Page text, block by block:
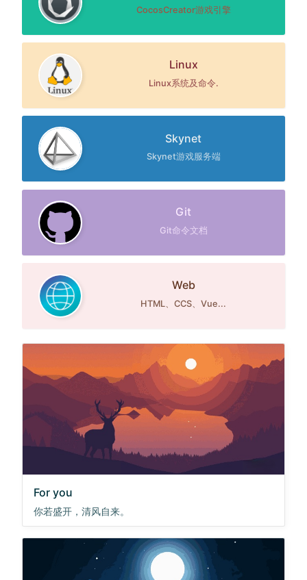
CocosCreator游戏引擎
Linux
Linux系统及命令.
Skynet
Skynet游戏服务端
Git
Git命令文档
Web
HTML、CCS、Vue...
For you
你若盛开，清风自来。